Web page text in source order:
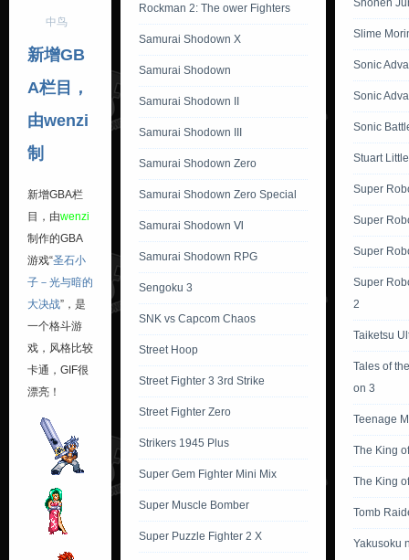
中鸟
新增GB
A栏目，
由wenzi
制
新增GBA栏
目，由wenzi
制作的GBA
游戏“圣石小
子－光与暗的
大决战”，是
一个格斗游
戏，风格比较
卡通，GIF很
漂亮！
Rockman 2: The ower Fighters
Samurai Shodown X
Samurai Shodown
Samurai Shodown II
Samurai Shodown III
Samurai Shodown Zero
Samurai Shodown Zero Special
Samurai Shodown Ⅵ
Samurai Shodown RPG
Sengoku 3
SNK vs Capcom Chaos
Street Hoop
Street Fighter 3 3rd Strike
Street Fighter Zero
Strikers 1945 Plus
Super Gem Fighter Mini Mix
Super Muscle Bomber
Super Puzzle Fighter 2 X
Shonen
Slime
Sonic
Sonic
Sonic
Stuart
Super
Super
Super
Super
2
Taiketsu
Tales of
on 3
Teenage
The King
The King
Tomb
Yakusoku